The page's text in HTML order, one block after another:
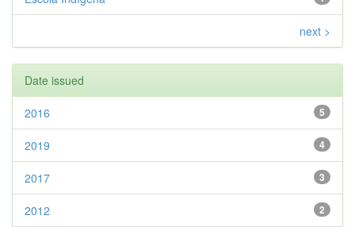
next >
Date issued
5
2016
4
2019
3
2017
2
2012